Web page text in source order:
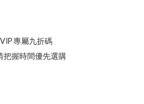
專屬九折碼
把握時間優先選購